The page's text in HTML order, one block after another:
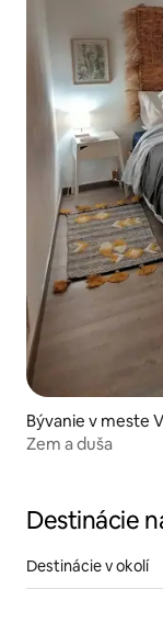
Bývanie v meste
Zem a duša
Destinácie
Destinácie v okolí